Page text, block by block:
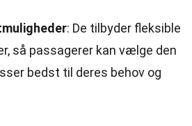
: De tilbyder fleksible
så passagerer kan vælge den
bedst til deres behov og